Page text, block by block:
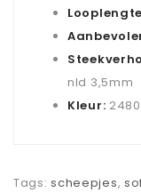
nld 3,5mm
Kleur:
Tags:scheepjes,